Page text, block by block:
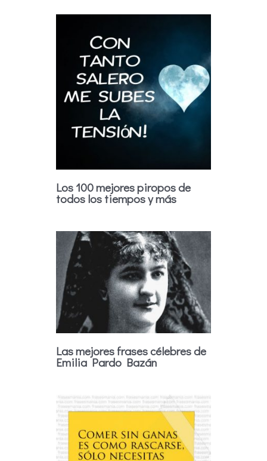
Los 100 mejores piropos de
todos los tiempos y más
Las mejores frases célebres de
Emilia Pardo Bazán